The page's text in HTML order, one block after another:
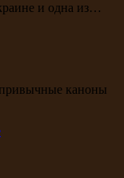
и одна из…
привычные каноны